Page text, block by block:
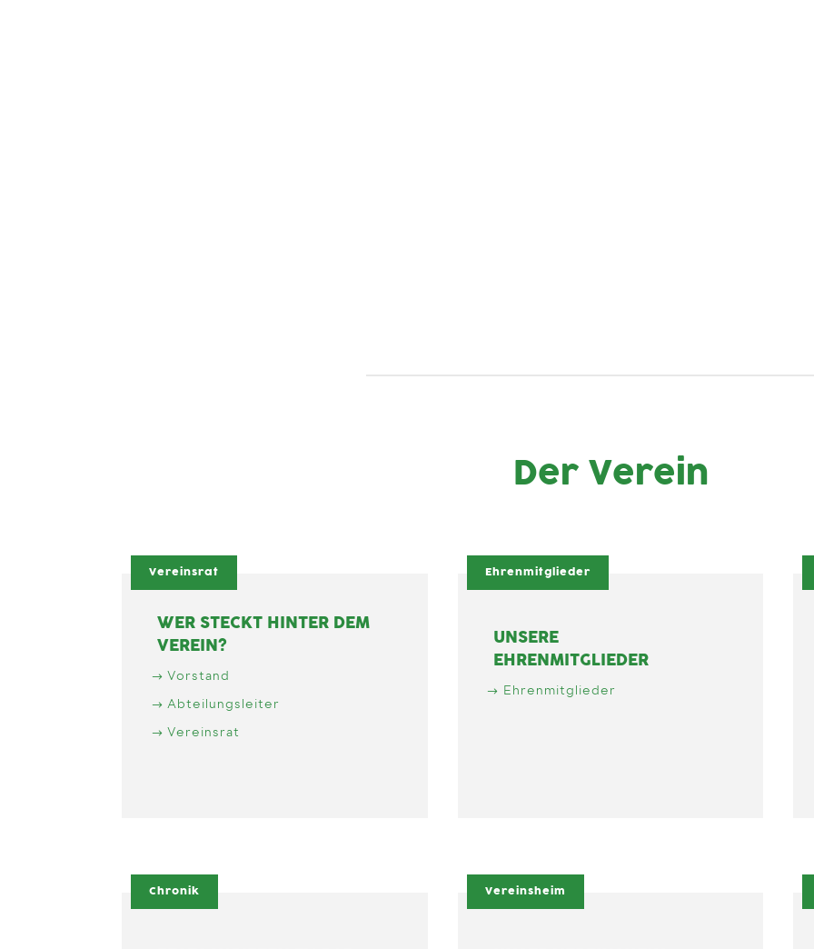
Der Verein
Vereinsrat
WER STECKT HINTER DEM
VEREIN?
Vorstand
Abteilungsleiter
Vereinsrat
Ehrenmitglieder
UNSERE
EHRENMITGLIEDER
Ehrenmitglieder
Chronik Vereinsheim